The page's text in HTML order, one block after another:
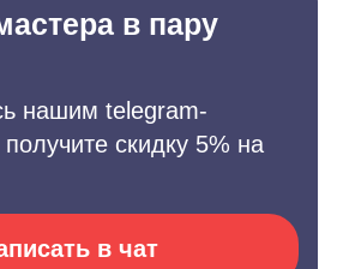
в пару
нашим telegram-
скидку 5% на
в чат